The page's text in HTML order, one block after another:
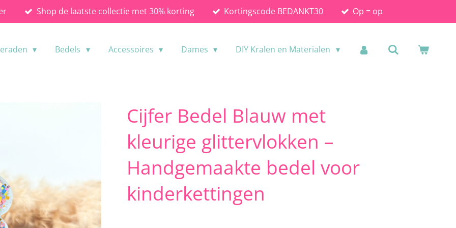
Shop de laatste collectie met 30% korting Kortingscode BEDANKT30 Op = op
Bedels Accessoires Dames DIY Kralen en Materialen
Cijfer Bedel Blauw met
kleurige glittervlokken –
Handgemaakte bedel voor
kinderkettingen